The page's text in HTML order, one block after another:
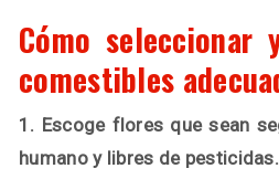
Cómo
comestibles
1. Escoge flores que sean
humano y libres de pesticidas.